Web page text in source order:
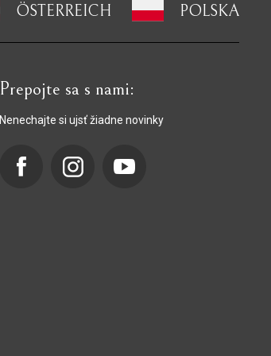
ÖSTERREICH POLSKA
Prepojte sa s nami:
Nenechajte si ujsť žiadne novinky